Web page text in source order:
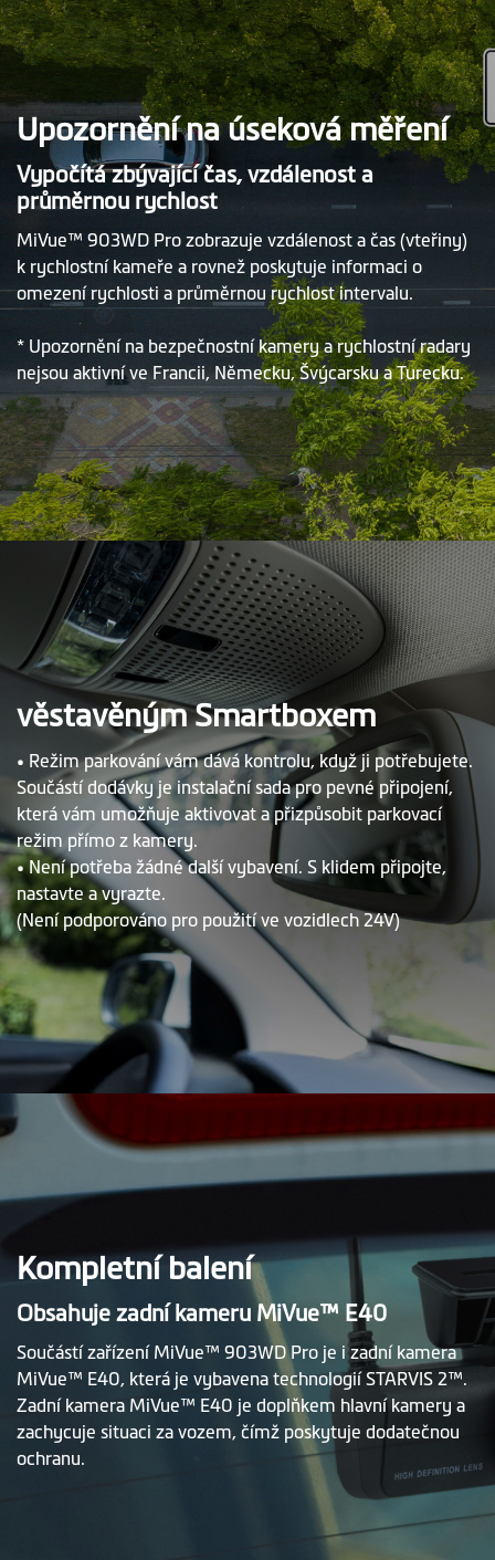
Upozornění na úseková měření
Vypočítá zbývající čas, vzdálenost a
průměrnou rychlost
MiVue™ 903WD Pro zobrazuje vzdálenost a čas (vteřiny)
k rychlostní kameře a rovnež poskytuje informaci o
omezení rychlosti a průměrnou rychlost intervalu.
* Upozornění na bezpečnostní kamery a rychlostní radary
nejsou aktivní ve Francii, Německu, Švýcarsku a Turecku.
věstavěným Smartboxem
• Režim parkování vám dává kontrolu, když ji potřebujete.
Součástí dodávky je instalační sada pro pevné připojení,
která vám umožňuje aktivovat a přizpůsobit parkovací
režim přímo z kamery.
• Není potřeba žádné další vybavení. S klidem připojte,
nastavte a vyrazte.
(Není podporováno pro použití ve vozidlech 24V)
Kompletní balení
Obsahuje zadní kameru MiVue™ E40
Součástí zařízení MiVue™ 903WD Pro je i zadní kamera
MiVue™ E40, která je vybavena technologií STARVIS 2™.
Zadní kamera MiVue™ E40 je doplňkem hlavní kamery a
zachycuje situaci za vozem, čímž poskytuje dodatečnou
ochranu.